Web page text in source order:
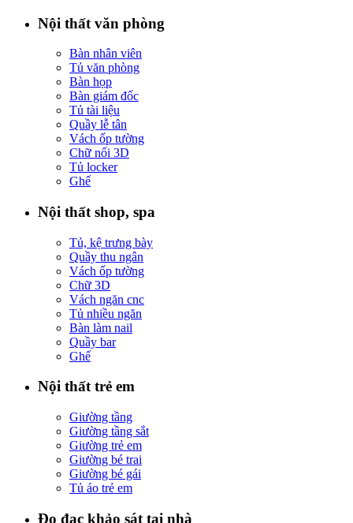
Nội thất văn phòng
Bàn nhân viên
Tủ văn phòng
Bàn họp
Bàn giám đốc
Tủ tài liệu
Quầy lễ tân
Vách ốp tường
Chữ nổi 3D
Tủ locker
Ghế
Nội thất shop, spa
Tủ, kệ trưng bày
Quầy thu ngân
Vách ốp tường
Chữ 3D
Vách ngăn cnc
Tủ nhiều ngăn
Bàn làm nail
Quầy bar
Ghế
Nội thất trẻ em
Giường tầng
Giường tầng sắt
Giường trẻ em
Giường bé trai
Giường bé gái
Tủ áo trẻ em
Đo đạc khảo sát tại nhà